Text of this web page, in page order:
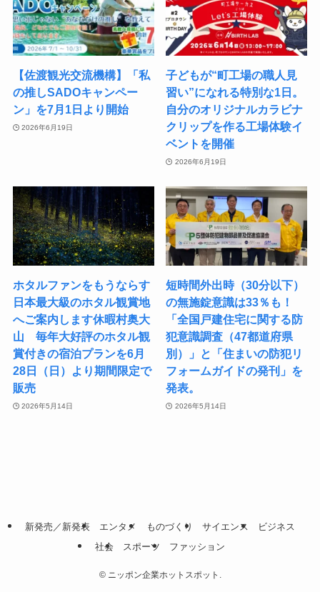
【佐渡観光交流機構】「私
の推しSADOキャンペー
ン」を7月1日より開始
2026年6月19日
子どもが“町工場の職人見
習い”になれる特別な1日。
自分のオリジナルカラビナ
クリップを作る工場体験イ
ベントを開催
2026年6月19日
ホタルファンをもうならす
日本最大級のホタル観賞地
へご案内します休暇村奥大
山 毎年大好評のホタル観
賞付きの宿泊プランを6月
28日（日）より期間限定で
販売
2026年5月14日
短時間外出時（30分以下）
の無施錠意識は33％も！
「全国戸建住宅に関する防
犯意識調査（47都道府県
別）」と「住まいの防犯リ
フォームガイドの発刊」を
発表。
2026年5月14日
新発売／新発表 エンタメ ものづくり サイエンス
ビジネス
社会
スポーツ ファッション
©ニッポン企業ホットスポット.